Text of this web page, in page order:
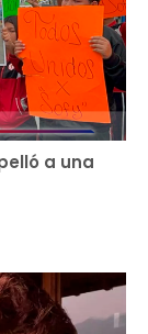
a una